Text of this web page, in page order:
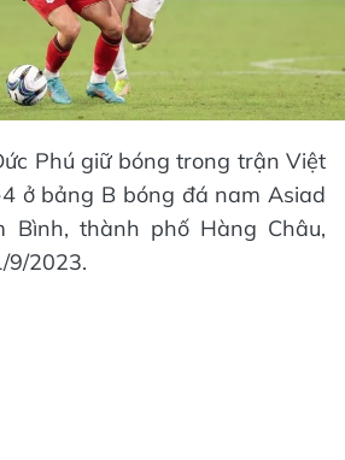
Phú giữ bóng trong trận Việt
ở bảng B bóng đá nam Asiad
Bình, thành phố Hàng Châu,
9/2023.